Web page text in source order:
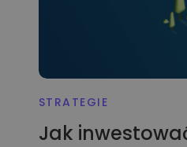
STRATEGIE
Jak